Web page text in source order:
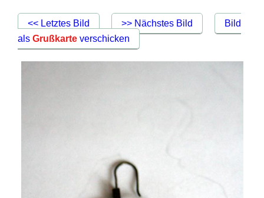
<< Letztes Bild >> Nächstes Bild
Bild
alsGrußkarte verschicken